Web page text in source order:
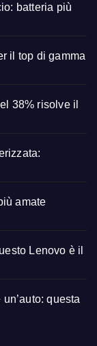
batteria più
il top di gamma
38% risolve il
amate
Lenovo è il
questa